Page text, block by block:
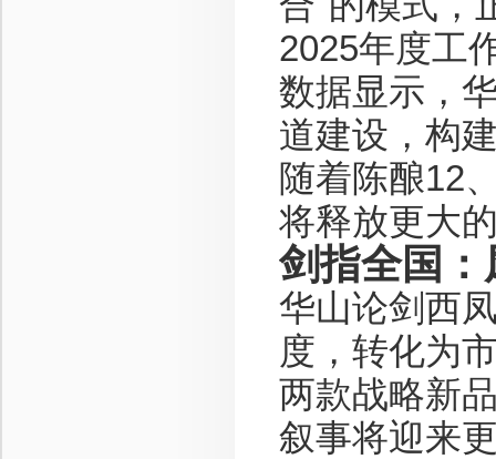
2025年度工
数据显示，
道建设，构
随着陈酿12
将释放更大
剑指全国
华山论剑西
度，转化为
两款战略新
叙事将迎来